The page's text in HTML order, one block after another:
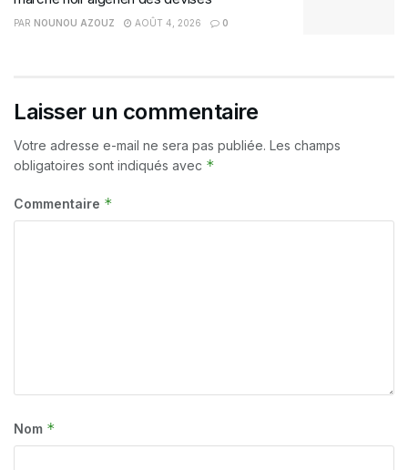
PAR NOUNOU AZOUZ AOÛT 4, 2026 0
Laisser un commentaire
Votre adresse e-mail ne sera pas publiée. Les champs
obligatoires sont indiqués avec *
Commentaire *
Nom *